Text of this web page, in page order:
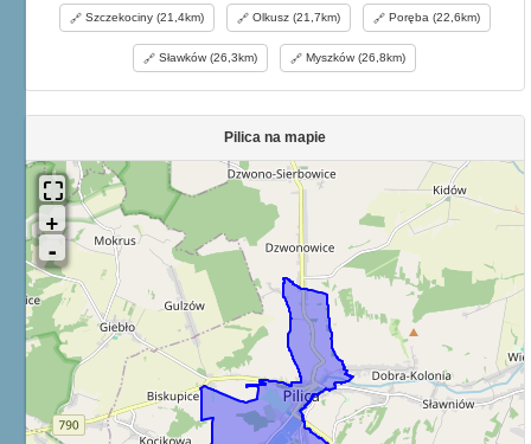
Szczekociny (21,4km) Olkusz (21,7km) Poręba (22,6km)
Sławków (26,3km) Myszków (26,8km)
Pilica na mapie